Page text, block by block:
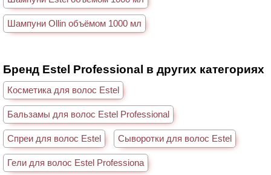
Шампуни Ollin объёмом 1000 мл
Бренд Estel Professional в других категориях
Косметика для волос Estel
Бальзамы для волос Estel Professional
Спреи для волос Estel Сыворотки для волос Estel
Гели для волос Estel Professiona